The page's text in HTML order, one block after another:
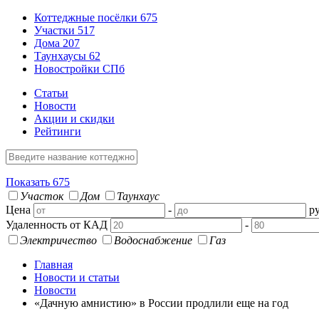
Коттеджные посёлки 675
Участки 517
Дома 207
Таунхаусы 62
Новостройки СПб
Статьи
Новости
Акции и скидки
Рейтинги
Показать 675
Участок
Дом
Таунхаус
Цена
-
Удаленность от КАД
-
Электричество
Водоснабжение
Газ
Главная
Новости и статьи
Новости
«Дачную амнистию» в России продлили еще на год